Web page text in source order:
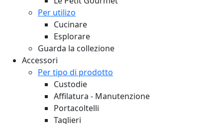
Per utilizo
Cucinare
Esplorare
Guarda la collezione
Accessori
Per tipo di prodotto
Custodie
Affilatura - Manutenzione
Portacoltelli
Taglieri